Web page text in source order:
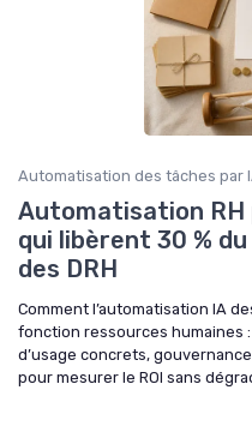
Automatisation des tâches par
Automatisation RH
qui libèrent 30 %
des DRH
Comment l’automatisation IA
fonction ressources humaines
d’usage concrets, gouvernance
pour mesurer le ROI sans